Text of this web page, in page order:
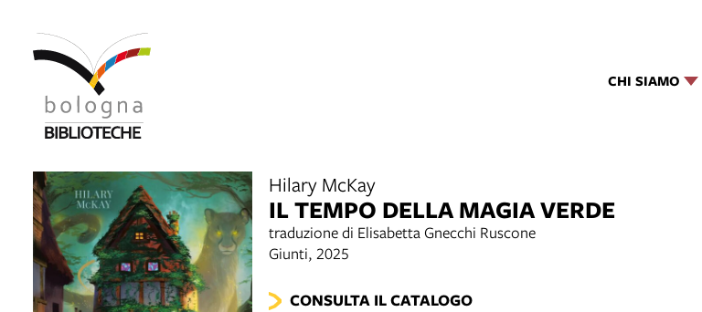
CHI SIAMO
Hilary McKay
IL TEMPO DELLA MAGIA VERDE
traduzione di Elisabetta Gnecchi Ruscone
Giunti, 2025
CONSULTA IL CATALOGO